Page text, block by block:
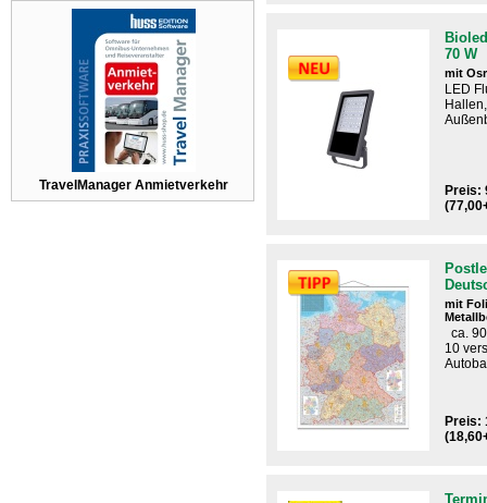
TravelManager Anmietverkehr
70 W
mit
LED
Preis:
mit
ca.
10
Preis: